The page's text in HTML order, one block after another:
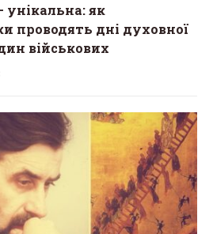
унікальна: як
проводять дні духовної
військових